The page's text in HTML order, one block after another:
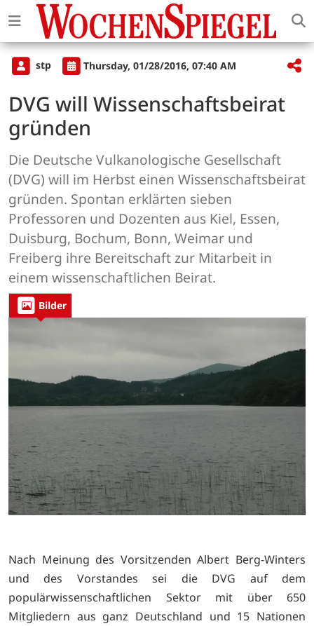
stp Thursday, 01/28/2016, 07:40 AM
DVG will Wissenschaftsbeirat
gründen
Die Deutsche Vulkanologische Gesellschaft
(DVG) will im Herbst einen Wissenschaftsbeirat
gründen. Spontan erklärten sieben
Professoren und Dozenten aus Kiel, Essen,
Duisburg, Bochum, Bonn, Weimar und
Freiberg ihre Bereitschaft zur Mitarbeit in
einem wissenschaftlichen Beirat.
Bilder
Nach Meinung des Vorsitzenden Albert Berg-Winters
und des Vorstandes sei die DVG auf dem
populärwissenschaftlichen Sektor mit über 650
Mitgliedern aus ganz Deutschland und 15 Nationen